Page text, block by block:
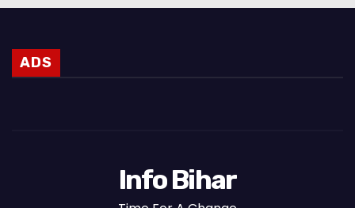
ADS
Info Bihar